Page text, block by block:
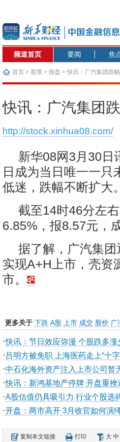
频道首页 要闻 焦
首页 > 股票 > 报盘 > 快讯：广汽集团跌
快讯：广汽集团
http://stock.xinhua08.com/
新华08网3月30日
日成为当日唯一一只
低迷，跌幅不断扩大。
截至14时46分左
6.85%，报8.57元，
据了解，广汽集
实现A+H上市，壳资
市。
更多关于 下跌 A股 上市 成交 股价 广
·快讯：节日效应弥漫 个股跌多涨
· 吕明方被免职 上海医药走上“十
·中石化海外资产注入上市公司暂
·快讯：新鸿基地产停牌 开盘重挫
·A股估值仍具吸引力 行业个股选
·开盘：两市高开 3月收官如何演
复制本文链接 打印 大 中